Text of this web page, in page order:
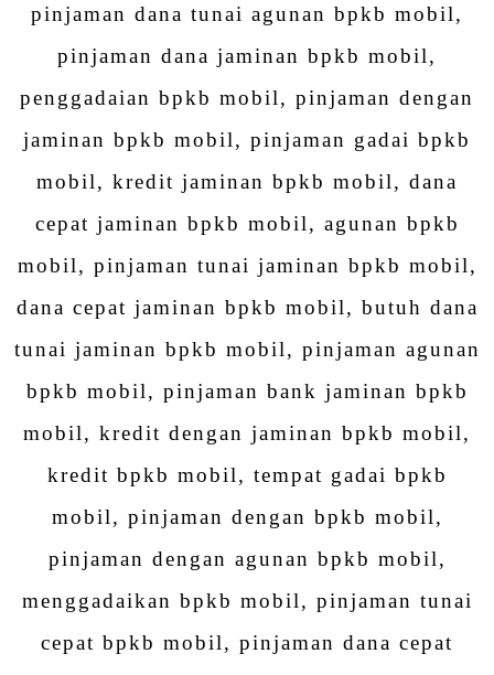
pinjaman dana tunai agunan bpkb mobil,
pinjaman dana jaminan bpkb mobil,
penggadaian bpkb mobil, pinjaman dengan
jaminan bpkb mobil, pinjaman gadai bpkb
mobil, kredit jaminan bpkb mobil, dana
cepat jaminan bpkb mobil, agunan bpkb
mobil, pinjaman tunai jaminan bpkb mobil,
dana cepat jaminan bpkb mobil, butuh dana
tunai jaminan bpkb mobil, pinjaman agunan
bpkb mobil, pinjaman bank jaminan bpkb
mobil, kredit dengan jaminan bpkb mobil,
kredit bpkb mobil, tempat gadai bpkb
mobil, pinjaman dengan bpkb mobil,
pinjaman dengan agunan bpkb mobil,
menggadaikan bpkb mobil, pinjaman tunai
cepat bpkb mobil, pinjaman dana cepat